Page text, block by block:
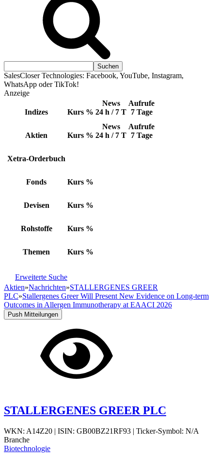
SalesCloser Technologies: Facebook, YouTube, Instagram,
WhatsApp oder TikTok!
Anzeige
Indizes Kurs %
News
24 h / 7 T
Aufrufe
7 Tage
Aktien Kurs %
News
24 h / 7 T
Aufrufe
7 Tage
Xetra-Orderbuch
Fonds Kurs %
Devisen Kurs %
Rohstoffe Kurs %
Themen Kurs %
Erweiterte Suche
Aktien»Nachrichten»STALLERGENES GREER
PLC»Stallergenes Greer Will Present New Evidence on Long-term
Outcomes in Allergen Immunotherapy at EAACI 2026
Push Mitteilungen
STALLERGENES GREER PLC
WKN: A14Z20 | ISIN: GB00BZ21RF93 | Ticker-Symbol: N/A
Branche
Biotechnologie